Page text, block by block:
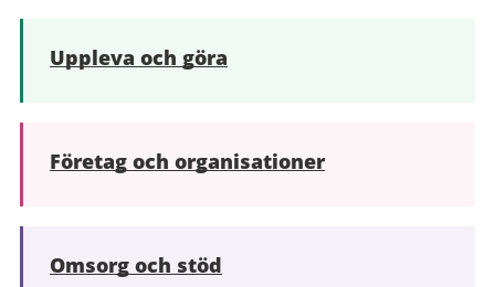
Uppleva och göra
Företag och organisationer
Omsorg och stöd